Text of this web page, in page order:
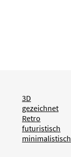
3D
gezeichnet
Retro
futuristisch
minimalistisch